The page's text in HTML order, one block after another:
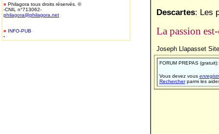
¤ Philagora tous droits réservés. ©
-CNIL n°713062-
philagora@philagora.net
¤ INFO-PUB-
-
Descartes: Les
La passion
Joseph Llapasset
FORUM PREPAS
Vous devez vous
Rechercherparmi les